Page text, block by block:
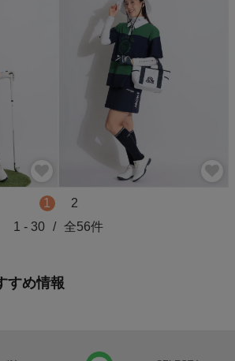
1
2
1 - 30 / 全56件
すめ情報